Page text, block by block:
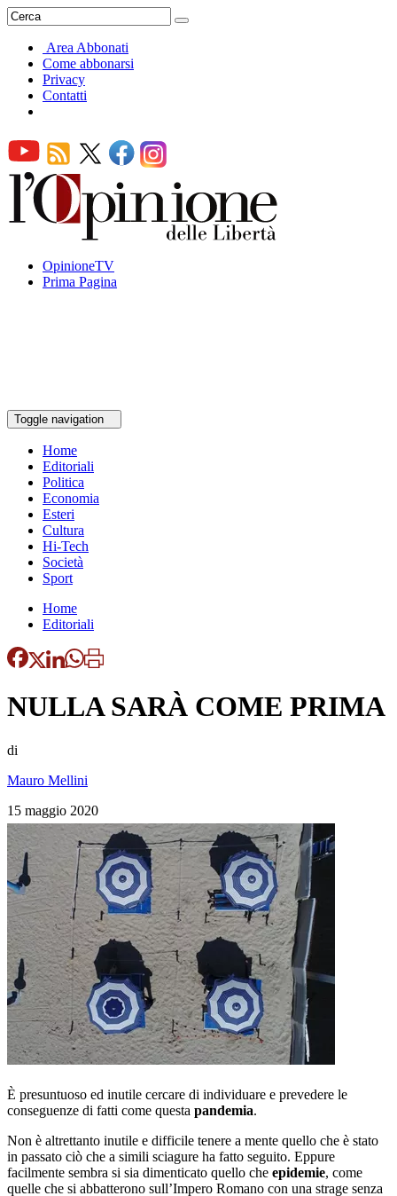
Area Abbonati
Come abbonarsi
Privacy
Contatti
OpinioneTV
Prima Pagina
Toggle navigation
Home
Editoriali
Politica
Economia
Esteri
Cultura
Hi-Tech
Società
Sport
Home
Editoriali
NULLA SARÀ COME PRIMA
di
Mauro Mellini
15 maggio 2020
È presuntuoso ed inutile cercare di individuare e prevedere le
conseguenze di fatti come questa pandemia.
Non è altrettanto inutile e difficile tenere a mente quello che è stato
in passato ciò che a simili sciagure ha fatto seguito. Eppure
facilmente sembra si sia dimenticato quello che epidemie, come
quelle che si abbatterono sull’Impero Romano con una strage senza